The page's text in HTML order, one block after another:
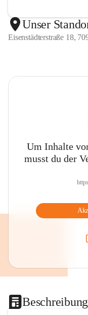
Unser
Eisenstädterstraße 18,
Um Inhalte
musst du der
Beschreibung